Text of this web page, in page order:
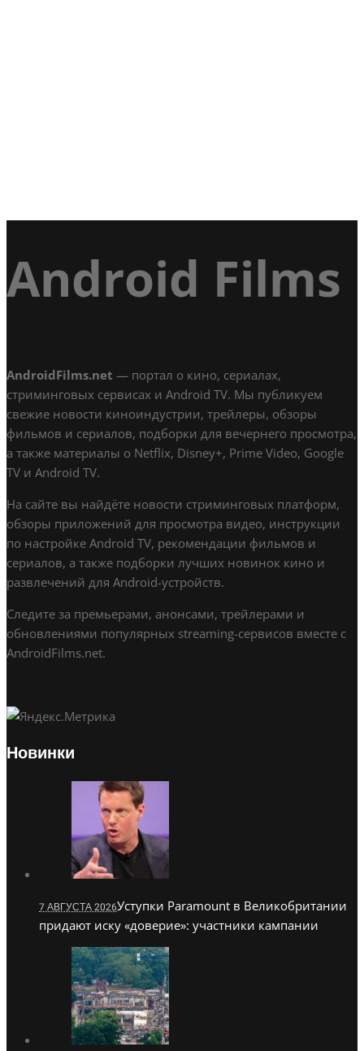
Android Films
AndroidFilms.net — портал о кино, сериалах,
стриминговых сервисах и Android TV. Мы публикуем
свежие новости киноиндустрии, трейлеры, обзоры
фильмов и сериалов, подборки для вечернего просмотра,
а также материалы о Netflix, Disney+, Prime Video, Google
TV и Android TV.
На сайте вы найдёте новости стриминговых платформ,
обзоры приложений для просмотра видео, инструкции
по настройке Android TV, рекомендации фильмов и
сериалов, а также подборки лучших новинок кино и
развлечений для Android-устройств.
Следите за премьерами, анонсами, трейлерами и
обновлениями популярных streaming-сервисов вместе с
AndroidFilms.net.
Новинки
7 АВГУСТА 2026Уступки Paramount в Великобритании
придают иску «доверие»: участники кампании